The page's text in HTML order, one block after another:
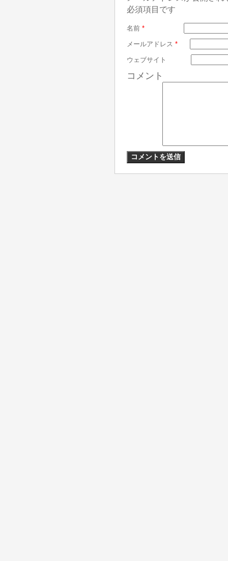
必須項目です
名前 *
メールアドレス *
ウェブサイト
コメント